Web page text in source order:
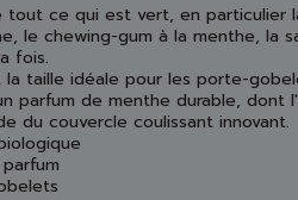
tout ce qui est vert, en particulier
le chewing-gum à la menthe, la
fois.
la taille idéale pour les porte-
parfum de menthe durable, dont
du couvercle coulissant innovant.